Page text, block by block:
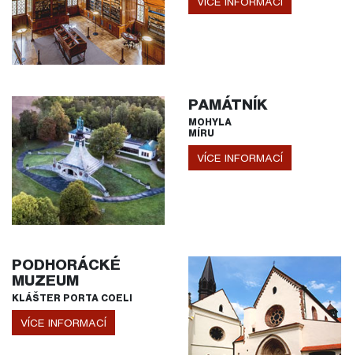
PAMÁTNÍK
MOHYLA
MÍRU
VÍCE INFORMACÍ
PODHORÁCKÉ
MUZEUM
KLÁŠTER PORTA COELI
VÍCE INFORMACÍ